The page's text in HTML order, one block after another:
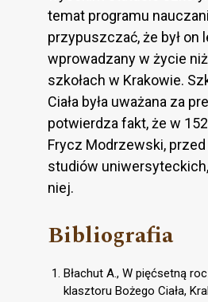
temat programu
przypuszczać, że był on
wprowadzany w życie
szkołach w Krakowie.
Ciała była uważana za
potwierdza fakt, że w
Frycz Modrzewski,
studiów
niej.
Bibliografia
Błachut A., W pięćsetną
klasztoru Bożego Ciała,